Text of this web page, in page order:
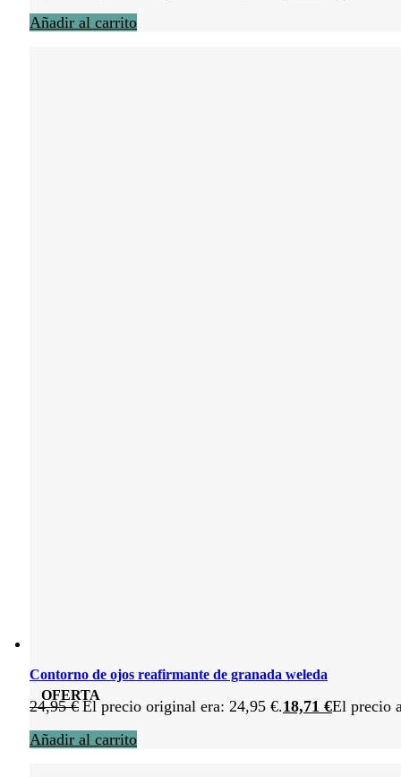
Añadir al carrito
OFERTA
Contorno de ojos reafirmante de granada weleda
24,95€ El precio original era: 24,95 €.18,71 €El precio
Añadir al carrito